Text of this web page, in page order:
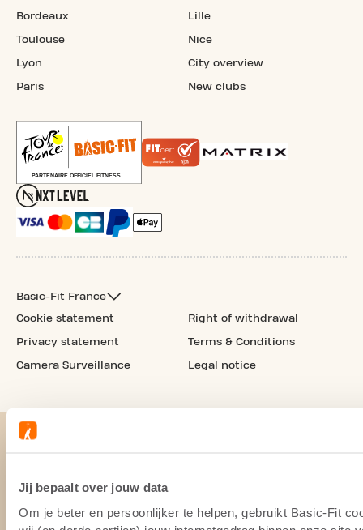
Jij bepaalt over jouw data
Om je beter en persoonlijker te helpen, gebruikt Basic-Fit
Bordeaux
Toulouse
Lyon
Paris
Lille
Nice
City overview
New clubs
Basic-Fit France
Cookie statement
Privacy statement
Camera Surveillance
Right of withdrawal
Terms & Conditions
Legal notice